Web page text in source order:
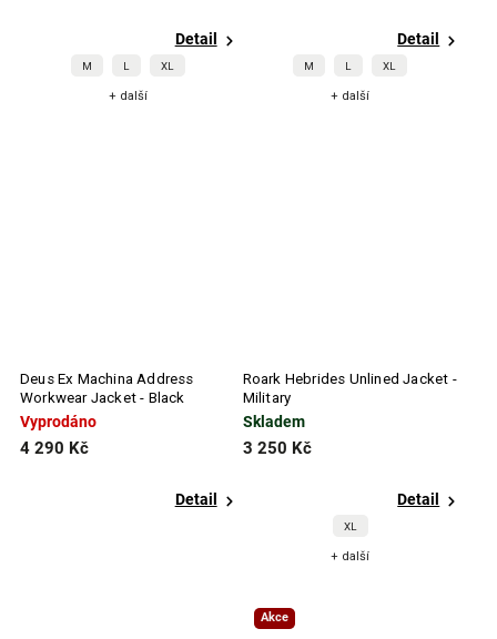
Detail
M L XL
+ další
Detail
M L XL
+ další
Deus Ex Machina Address
Workwear Jacket - Black
Vyprodáno
4 290 Kč
Detail
Roark Hebrides Unlined Jacket -
Military
Skladem
3 250 Kč
Detail
XL
+ další
Akce